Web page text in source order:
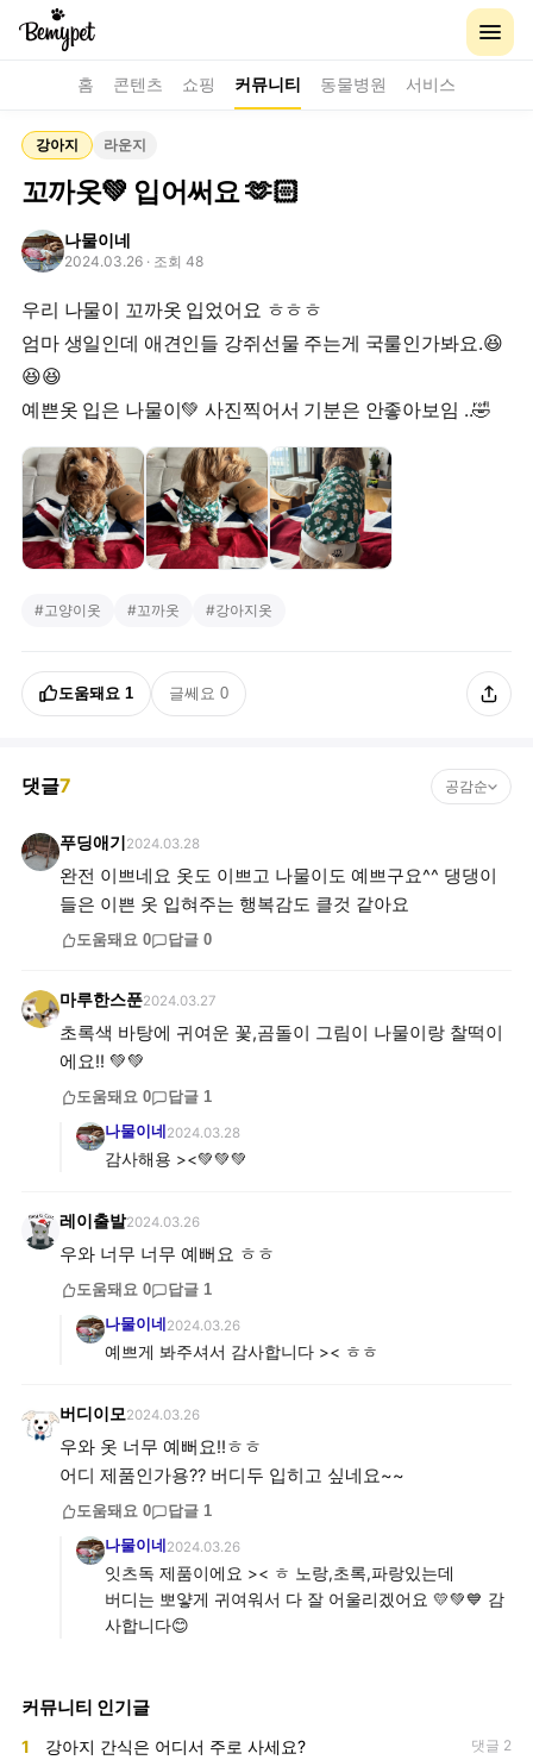
홈 콘텐츠 쇼핑 커뮤니티 동물병원 서비스
강아지 라운지
꼬까옷💚 입어써요 🫶🏻
나물이네
2024.03.26 · 조회 48
우리 나물이 꼬까옷 입었어요 ㅎㅎㅎ
엄마 생일인데 애견인들 강쥐선물 주는게 국룰인가봐요.😆
😆😆
예쁜옷 입은 나물이💚 사진찍어서 기분은 안좋아보임 ..🤣
# 고양이옷 #꼬까옷 #강아지옷
도움돼요 1 글쎄요 0
댓글7 공감순
푸딩애기 2024.03.28
완전 이쁘네요 옷도 이쁘고 나물이도 예쁘구요^^ 댕댕이
들은 이쁜 옷 입혀주는 행복감도 클것 같아요
도움돼요 0 답글 0
마루한스푼2024.03.27
초록색 바탕에 귀여운 꽃,곰돌이 그림이 나물이랑 찰떡이
에요!! 💚💚
도움돼요 0 답글 1
나물이네 2024.03.28
감사해용 ><💚💚💚
레이출발2024.03.26
우와 너무 너무 예뻐요 ㅎㅎ
도움돼요 0 답글 1
나물이네 2024.03.26
예쁘게 봐주셔서 감사합니다 >< ㅎㅎ
버디이모 2024.03.26
우와 옷 너무 예뻐요!!ㅎㅎ
어디 제품인가용?? 버디두 입히고 싶네요~~
도움돼요 0 답글 1
나물이네 2024.03.26
잇츠독 제품이에요 >< ㅎ 노랑,초록,파랑있는데
버디는 뽀얗게 귀여워서 다 잘 어울리겠어요 💛💚💙 감
사합니다😊
커뮤니티 인기글
1 강아지 간식은 어디서 주로 사세요? 댓글 2